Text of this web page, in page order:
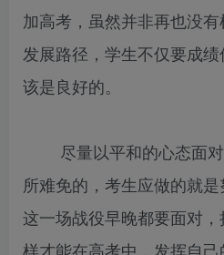
加高考，虽然并非再也没
发展路径，学生不仅要成
该是良好的。
尽量以平和的心态面对
所难免的，考生应做的就
这一场战役早晚都要面对
样才能在高考中，发挥自